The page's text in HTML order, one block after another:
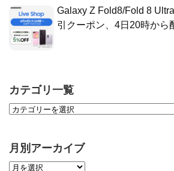
Galaxy Z Fold8/Fold 8
引クーポン、4日20時から
カテゴリ一覧
月別アーカイブ